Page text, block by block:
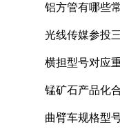
铝方管有哪些
光线传媒参投
横担型号对应
锰矿石产品化
曲臂车规格型